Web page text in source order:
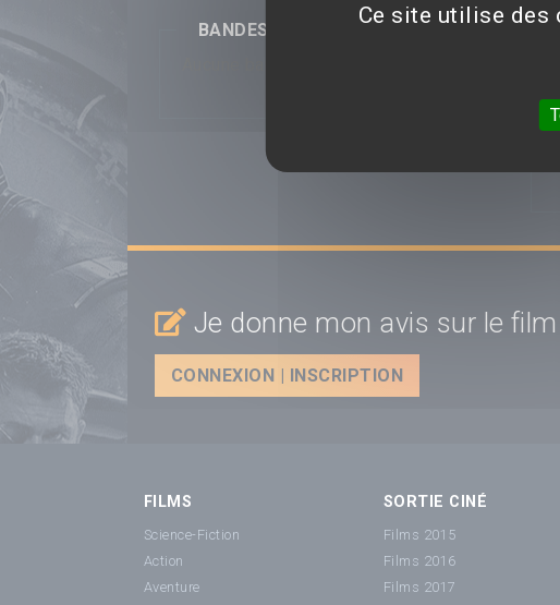
BANDES-ANNONCES
Je donne mon avis sur le film
CONNEXION | INSCRIPTION
FILMS
Science-Fiction
Action
Aventure
SORTIE CINÉ
Films 2015
Films 2016
Films 2017
Ce site utilise des